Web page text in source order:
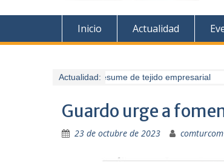
Inicio Actualidad
Actualidad:
Guardo presume de tejido empresarial
Guardo urge a
23 de octubre de 2023 comturcom